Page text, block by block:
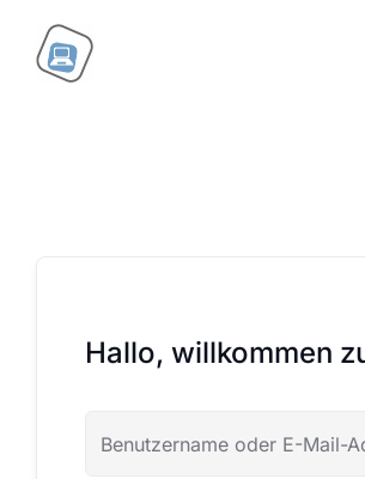
Inhalt
springen
Hallo, willkommen